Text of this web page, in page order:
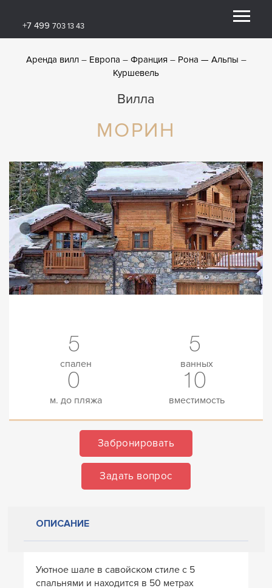
+7 499 703 13 43
Аренда вилл Европа Франция
Рона — Альпы
Куршевель
Вилла
МОРИН
5
спален
5
ванных
0
м. до пляжа
10
вместимость
Забронировать
Задать вопрос
ОПИСАНИЕ
Уютное шале в савойском стиле с 5
спальнями и находится в 50 метрах